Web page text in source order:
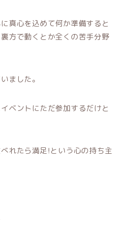
真心を込めて何か準備すると
方で動くとか全くの苦手分野
ました。
ベントにただ参加するだけと
れたら満足!という心の持ち主